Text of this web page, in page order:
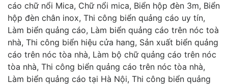
cáo chữ nổi Mica, Chữ nổi mica, Biển hộp đèn 3m, Biển
hộp đèn chân inox, Thi công biển quảng cáo uy tín,
Làm biển quảng cáo, Làm biển quảng cáo trên nóc toà
nhà, Thi công biển hiệu cửa hang, Sản xuất biển quảng
cáo trên nóc tòa nhà, Làm bộ chữ quảng cáo trên nóc
tòa nhà, Thi công biển quảng cáo trên nóc tòa nhà,
Làm biển quảng cáo tại Hà Nội, Thi công biển quảng